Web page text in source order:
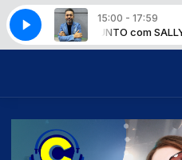
15:00 - 17:59
CHEGA JUNTO com